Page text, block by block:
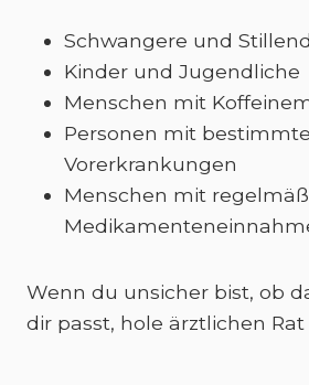
Schwangere und
Kinder und Jugendliche
Menschen mit
Personen mit
Vorerkrankungen
Menschen mit
Wenn du unsicher bist, ob
dir passt, hole ärztlichen Rat